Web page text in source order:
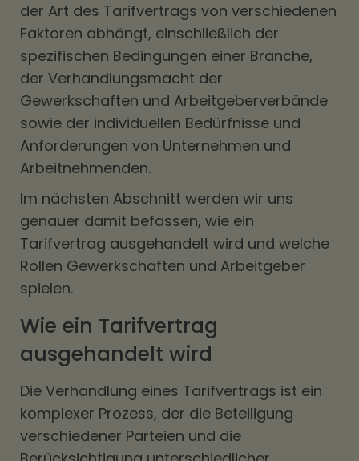
der Art des Tarifvertrags von verschiedenen
Faktoren abhängt, einschließlich der
spezifischen Bedingungen einer Branche,
der Verhandlungsmacht der
Gewerkschaften und Arbeitgeberverbände
sowie der individuellen Bedürfnisse und
Anforderungen von Unternehmen und
Arbeitnehmenden.
Im nächsten Abschnitt werden wir uns
genauer damit befassen, wie ein
Tarifvertrag ausgehandelt wird und welche
Rollen Gewerkschaften und Arbeitgeber
spielen.
Wie ein Tarifvertrag
ausgehandelt wird
Die Verhandlung eines Tarifvertrags ist ein
komplexer Prozess, der die Beteiligung
verschiedener Parteien und die